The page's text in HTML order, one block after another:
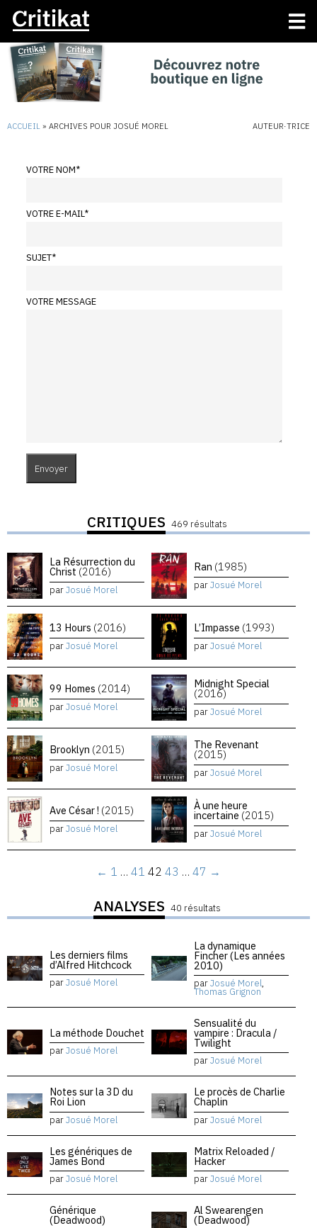
ACCUEIL » ARCHIVES POUR JOSUÉ MOREL AUTEUR·TRICE
VOTRE NOM*
VOTRE E-MAIL*
SUJET*
VOTRE MESSAGE
CRITIQUES 469 résultats
La Résurrection du
Christ (2016)
parJosué Morel
Ran (1985)
parJosué Morel
13 Hours (2016)
parJosué Morel
L’Impasse (1993)
parJosué Morel
99 Homes (2014)
parJosué Morel
Midnight Special
(2016)
parJosué Morel
Brooklyn (2015)
parJosué Morel
The Revenant
(2015)
parJosué Morel
Ave César ! (2015)
parJosué Morel
À une heure
incertaine (2015)
parJosué Morel
← 1 … 41 42 43 … 47 →
ANALYSES 40 résultats
Les derniers films
d’Alfred Hitchcock
parJosué Morel
La dynamique
Fincher (Les années
2010)
parJosué Morel,
Thomas Grignon
La méthode Douchet
parJosué Morel
Sensualité du
vampire : Dracula /
Twilight
parJosué Morel
Notes sur la 3D du
Roi Lion
parJosué Morel
Le procès de Charlie
Chaplin
parJosué Morel
Les génériques de
James Bond
parJosué Morel
Matrix Reloaded /
Hacker
parJosué Morel
Générique
(Deadwood)
Al Swearengen
(Deadwood)